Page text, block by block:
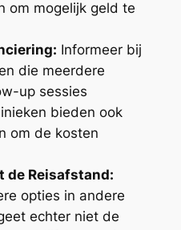
om mogelijk geld te
Informeer bij
die meerdere
up sessies
bieden ook
om de kosten
de Reisafstand:
opties in andere
echter niet de